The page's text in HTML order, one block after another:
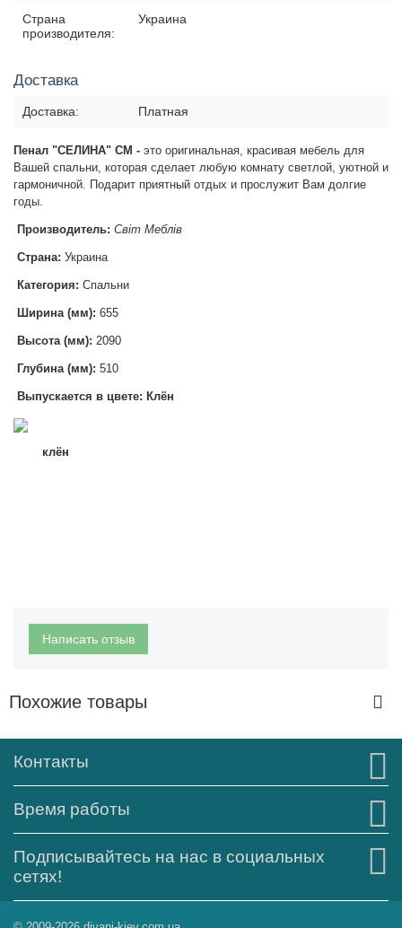
Страна
производителя:
Украина
Доставка
Доставка: Платная
Пенал "СЕЛИНА" СМ - это оригинальная, красивая мебель для
Вашей спальни, которая сделает любую комнату светлой, уютной и
гармоничной. Подарит приятный отдых и прослужит Вам долгие
годы.
Производитель: Світ Меблів
Страна: Украина
Категория: Спальни
Ширина (мм): 655
Высота (мм): 2090
Глубина (мм): 510
Выпускается в цвете: Клён
клён
Написать отзыв
Похожие товары
Контакты
Время работы
Подписывайтесь на нас в социальных
сетях!